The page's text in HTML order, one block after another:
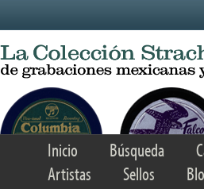
Inicio Búsqueda
Artistas
Sellos